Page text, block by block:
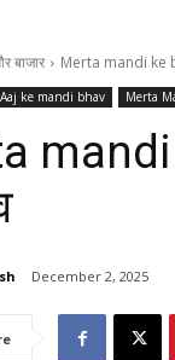
बाजार Merta mandi ke
Aaj ke mandi bhav Merta
mandi
December 2, 2025